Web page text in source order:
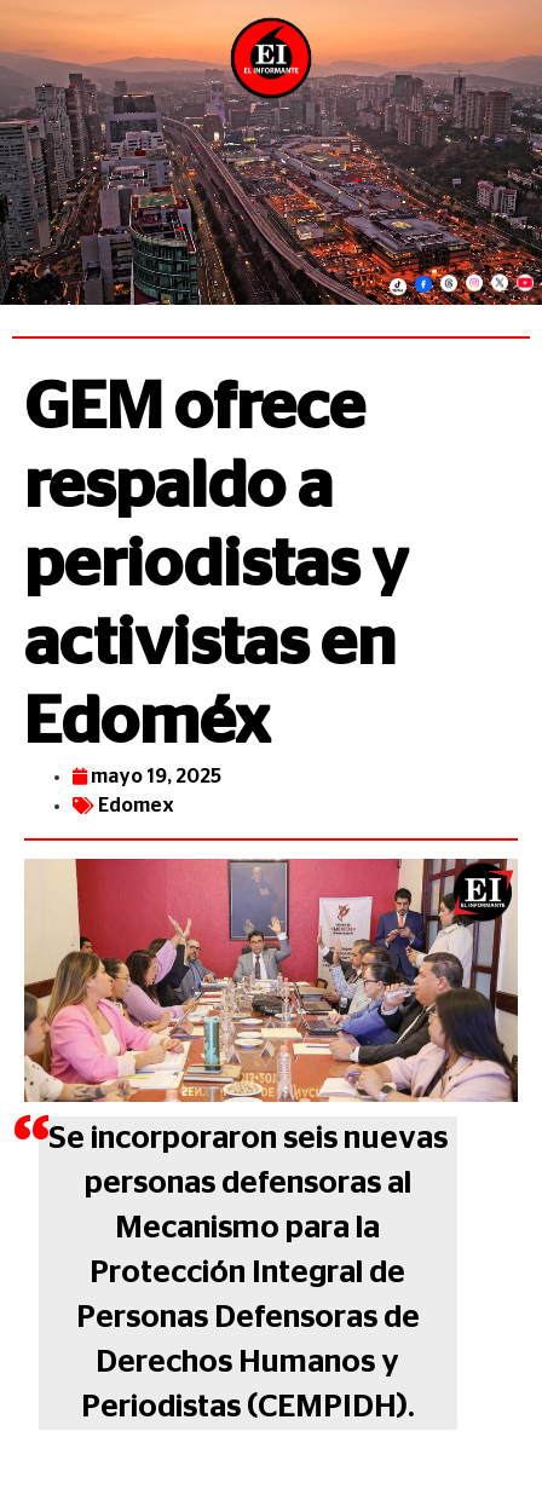
GEM ofrece
respaldo a
periodistas y
activistas en
Edoméx
mayo 19, 2025
Edomex
Se incorporaron seis nuevas
personas defensoras al
Mecanismo para la
Protección Integral de
Personas Defensoras de
Derechos Humanos y
Periodistas (CEMPIDH).